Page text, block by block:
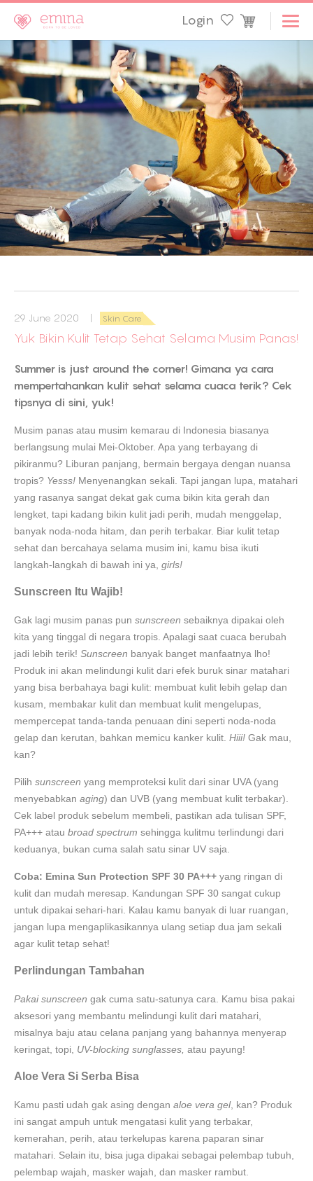
Login
29 June 2020 | Skin Care
Yuk Bikin Kulit Tetap Sehat Selama Musim Panas!
Summer is just around the corner! Gimana ya cara
mempertahankan kulit sehat selama cuaca terik? Cek
tipsnya di sini, yuk!
Musim panas atau musim kemarau di Indonesia biasanya
berlangsung mulai Mei-Oktober. Apa yang terbayang di
pikiranmu? Liburan panjang, bermain bergaya dengan nuansa
tropis? Yesss! Menyenangkan sekali. Tapi jangan lupa, matahari
yang rasanya sangat dekat gak cuma bikin kita gerah dan
lengket, tapi kadang bikin kulit jadi perih, mudah menggelap,
banyak noda-noda hitam, dan perih terbakar. Biar kulit tetap
sehat dan bercahaya selama musim ini, kamu bisa ikuti
langkah-langkah di bawah ini ya, girls!
Sunscreen Itu Wajib!
Gak lagi musim panas pun sunscreen sebaiknya dipakai oleh
kita yang tinggal di negara tropis. Apalagi saat cuaca berubah
jadi lebih terik! Sunscreen banyak banget manfaatnya lho!
Produk ini akan melindungi kulit dari efek buruk sinar matahari
yang bisa berbahaya bagi kulit: membuat kulit lebih gelap dan
kusam, membakar kulit dan membuat kulit mengelupas,
mempercepat tanda-tanda penuaan dini seperti noda-noda
gelap dan kerutan, bahkan memicu kanker kulit. Hiii! Gak mau,
kan?
Pilih sunscreen yang memproteksi kulit dari sinar UVA (yang
menyebabkan aging) dan UVB (yang membuat kulit terbakar).
Cek label produk sebelum membeli, pastikan ada tulisan SPF,
PA+++ atau broad spectrum sehingga kulitmu terlindungi dari
keduanya, bukan cuma salah satu sinar UV saja.
Coba: Emina Sun Protection SPF 30 PA+++ yang ringan di
kulit dan mudah meresap. Kandungan SPF 30 sangat cukup
untuk dipakai sehari-hari. Kalau kamu banyak di luar ruangan,
jangan lupa mengaplikasikannya ulang setiap dua jam sekali
agar kulit tetap sehat!
Perlindungan Tambahan
Pakai sunscreen gak cuma satu-satunya cara. Kamu bisa pakai
aksesori yang membantu melindungi kulit dari matahari,
misalnya baju atau celana panjang yang bahannya menyerap
keringat, topi, UV-blocking sunglasses, atau payung!
Aloe Vera Si Serba Bisa
Kamu pasti udah gak asing dengan aloe vera gel, kan? Produk
ini sangat ampuh untuk mengatasi kulit yang terbakar,
kemerahan, perih, atau terkelupas karena paparan sinar
matahari. Selain itu, bisa juga dipakai sebagai pelembap tubuh,
pelembap wajah, masker wajah, dan masker rambut.